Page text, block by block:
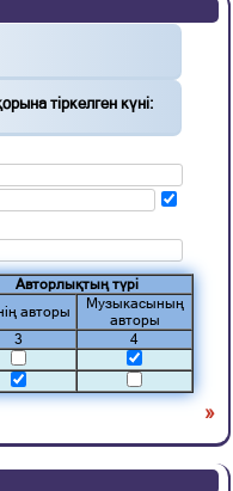
тіркелген күні:
Авторлықтың түрі
авторы
Музыкасының
авторы
3 4
»